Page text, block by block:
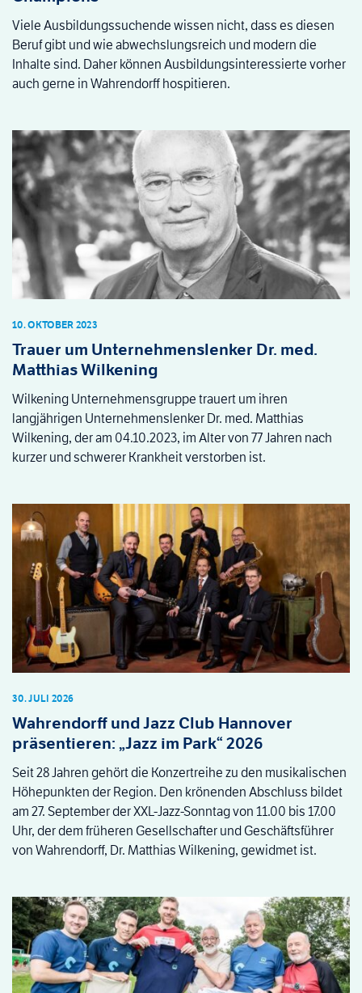
Viele Ausbildungssuchende wissen nicht, dass es diesen
Beruf gibt und wie abwechslungsreich und modern die
Inhalte sind. Daher können Ausbildungsinteressierte vorher
auch gerne in Wahrendorff hospitieren.
Trauer um Unternehmenslenker Dr. med.
Matthias Wilkening
10. OKTOBER 2023
Wilkening Unternehmensgruppe trauert um ihren
langjährigen Unternehmenslenker Dr. med. Matthias
Wilkening, der am 04.10.2023, im Alter von 77 Jahren nach
kurzer und schwerer Krankheit verstorben ist.
Wahrendorff und Jazz Club Hannover
präsentieren: „Jazz im Park“ 2026
30. JULI 2026
Seit 28 Jahren gehört die Konzertreihe zu den musikalischen
Höhepunkten der Region. Den krönenden Abschluss bildet
am 27. September der XXL-Jazz-Sonntag von 11.00 bis 17.00
Uhr, der dem früheren Gesellschafter und Geschäftsführer
von Wahrendorff, Dr. Matthias Wilkening, gewidmet ist.